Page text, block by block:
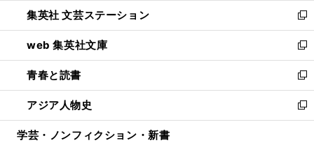
く
ィ
ン
ド
ウ
で
開
く
し
い
ウ
ィ
ン
ド
ウ
で
開
集英社 文芸ステーション
新
し
い
ウ
ィ
ン
ド
ウ
web 集英社文庫
新
し
い
ウ
ィ
ン
青春と読書
新
し
い
ウ
アジア人物史
新
し
学芸・ノンフィクション・新書